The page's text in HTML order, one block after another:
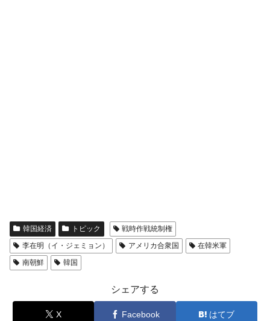
韓国経済 トピック
戦時作戦統制権
李在明（イ・ジェミョン）
アメリカ合衆国
在韓米軍
南朝鮮
韓国
シェアする
X Facebook はてブ